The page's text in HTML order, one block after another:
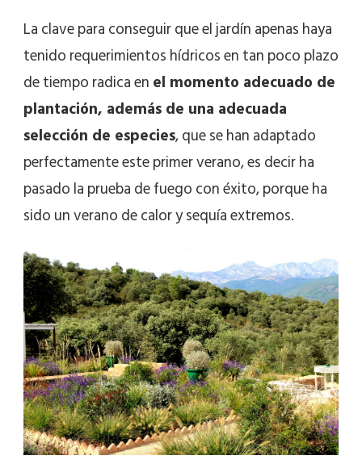
La clave para conseguir que el jardín apenas haya
tenido requerimientos hídricos en tan poco plazo
de tiempo radica enel momento adecuado de
plantación, además de una adecuada
selección de especies, que se han adaptado
perfectamente este primer verano, es decir ha
pasado la prueba de fuego con éxito, porque ha
sido un verano de calor y sequía extremos.